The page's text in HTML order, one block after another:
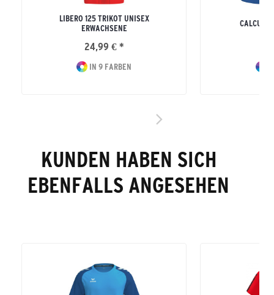
LIBERO 125 TRIKOT UNISEX
ERWACHSENE
24,99 € *
IN 9 FARBEN
KUNDEN HABEN SICH
EBENFALLS ANGESEHEN